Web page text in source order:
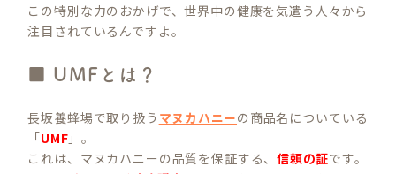
この特別な力のおかげで、世界中の健康を気遣う人々から
注目されているんですよ。
■ UMFとは？
長坂養蜂場で取り扱う マヌカハニーの商品名についている
「UMF 」。
これは、マヌカハニーの品質を保証する、信頼の証です。